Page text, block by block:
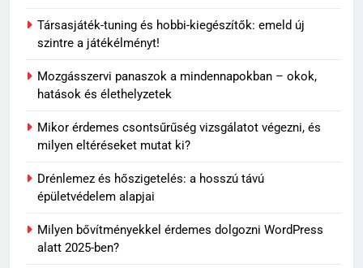
Társasjáték-tuning és hobbi-kiegészítők: emeld új
szintre a játékélményt!
Mozgásszervi panaszok a mindennapokban – okok,
hatások és élethelyzetek
Mikor érdemes csontsűrűség vizsgálatot végezni, és
milyen eltéréseket mutat ki?
Drénlemez és hőszigetelés: a hosszú távú
épületvédelem alapjai
Milyen bővítményekkel érdemes dolgozni WordPress
alatt 2025-ben?
Travertin burkolat időtállósága,
miért nem megy ki a divatból?
OTTHON
Skechers szandál gyerekeknek:
nyári napokra
VÁSÁRLÁS
7